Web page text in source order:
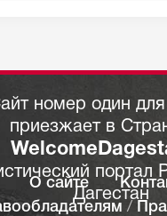
номер один для
приезжает в
портал
Дагестан
О сайте
/